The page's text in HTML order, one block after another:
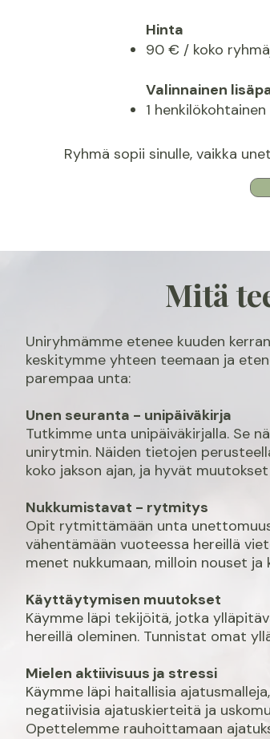
Hinta
90 € / koko
Valinnainen
1
Ryhmä sopii sinulle, vaikka
Mitä
Uniryhmämme etenee kuuden
keskitymme yhteen teemaan ja
parempaa unta:
Unen seuranta - unipäiväkirja
Tutkimme unta unipäiväkirjalla. Se
unirytmin. Näiden tietojen
koko jakson ajan, ja hyvät
Nukkumistavat - rytmitys
Opit rytmittämään unta
vähentämään vuoteessa hereillä
menet nukkumaan, milloin nouset ja
Käyttäytymisen muutokset
Käymme läpi tekijöitä, jotka
hereillä oleminen. Tunnistat omat
Mielen aktiivisuus ja stressi
Käymme läpi haitallisia
negatiivisia ajatuskierteitä ja
Opettelemme rauhoittamaan